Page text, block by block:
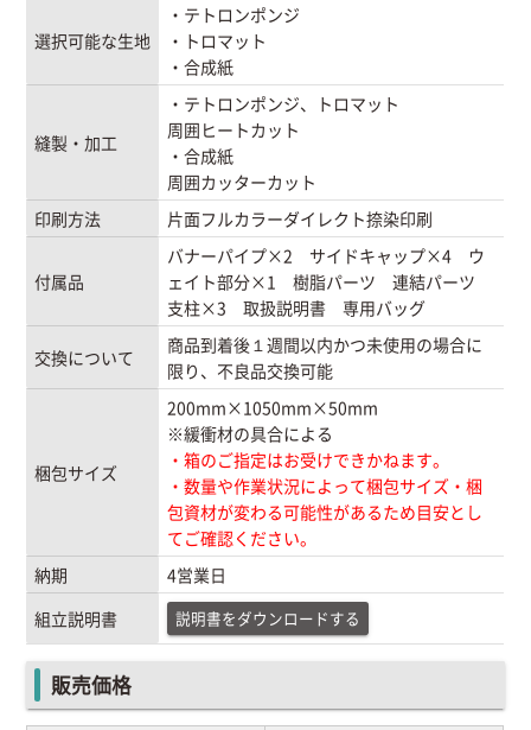
選択可能な生地
・テトロンポンジ
・トロマット
・合成紙
縫製・加工
・テトロンポンジ、トロマット
周囲ヒートカット
・合成紙
周囲カッターカット
印刷方法
片面フルカラーダイレクト捺染印刷
付属品
バナーパイプ×2 サイドキャップ×4 ウ
ェイト部分×1 樹脂パーツ 連結パーツ
支柱×3 取扱説明書 専用バッグ
交換について
商品到着後１週間以内かつ未使用の場合に
限り、不良品交換可能
梱包サイズ
200mm×1050mm×50mm
※緩衝材の具合による
・箱のご指定はお受けできかねます。
・数量や作業状況によって梱包サイズ・梱
包資材が変わる可能性があるため目安とし
てご確認ください。
納期
4営業日
組立説明書
説明書をダウンロードする
販売価格